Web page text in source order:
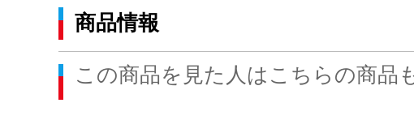
商品情報
この商品を見た人はこちらの商品